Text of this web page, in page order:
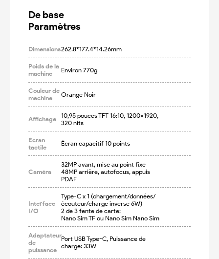
De base
Paramètres
Dimensions262.8*177.4*14.26mm
Poids de la
machine
Environ 770g
Couleur de
machine
Orange Noir
Affichage
10,95 pouces TFT 16:10, 1200x1920,
320 nits
Écran
tactile
Écran capacitif 10 points
Caméra
32MP avant, mise au point fixe
48MP arrière, autofocus, appuis
PDAF
Interface
I/O
Type-C x 1 (chargement/données/
écouteur/charge inverse 6W)
2 de 3 fente de carte:
Nano Sim TF ou Nano Sim Nano Sim
Adaptateur
de
puissance
Port USB Type-C, Puissance de
charge: 33W